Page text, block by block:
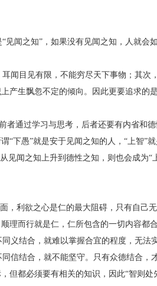
闻之知”，如果没有见闻之知，人就会如
目见有限，不能穷尽天下事物；其次
产生飘忽不定的倾向。因此更要追求的
通过学习与思考，后者还要有内省和德
下愚”就是安于见闻之知的人，“上智”
见闻之知上升到德性之知，则也会成为“
利欲之心是仁的最大阻碍，只有自己
理而行就是仁，仁所包含的一切内容都合
结合，就难以掌握合宜的程度，无法
信结合，就不能坚守。只有众德结合，
都必须要有相关的知识，因此“智则处